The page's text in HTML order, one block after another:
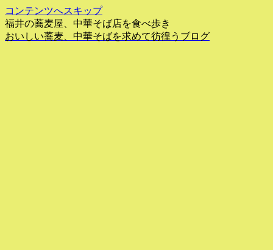
コンテンツへスキップ
福井の蕎麦屋、中華そば店を食べ歩き
おいしい蕎麦、中華そばを求めて彷徨うブログ